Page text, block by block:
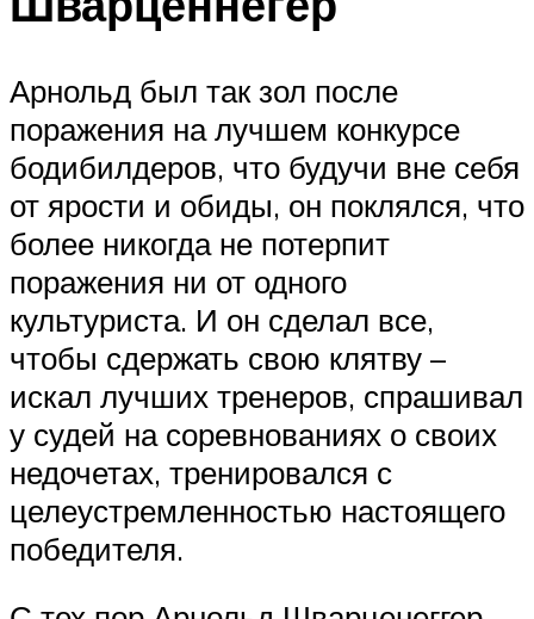
Арнольд был так зол после
поражения на лучшем конкурсе
бодибилдеров, что будучи вне себя
от ярости и обиды, он поклялся, что
более никогда не потерпит
поражения ни от одного
культуриста. И он сделал все,
чтобы сдержать свою клятву –
искал лучших тренеров, спрашивал
у судей на соревнованиях о своих
недочетах, тренировался с
целеустремленностью настоящего
победителя.